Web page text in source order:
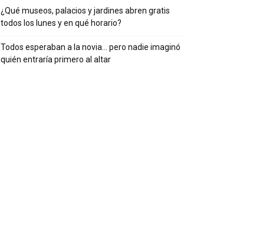
¿Qué museos, palacios y jardines abren gratis
todos los lunes y en qué horario?
Todos esperaban a la novia… pero nadie imaginó
quién entraría primero al altar